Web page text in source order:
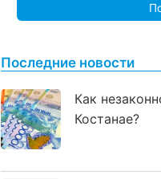
Последние новости
Как
Костанае?